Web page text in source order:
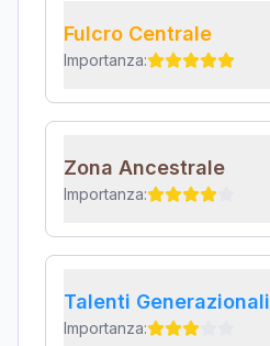
Fulcro Centrale
Importanza:
Zona Ancestrale
Importanza:
Talenti Generazionali
Importanza: